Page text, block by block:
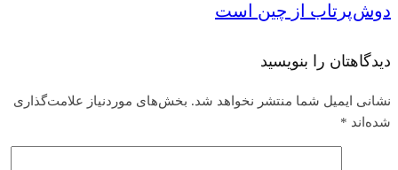
دوش‌پرتاب از چین است
دیدگاهتان را بنویسید
نشانی ایمیل شما منتشر نخواهد شد. بخش‌های موردنیاز علامت‌گذاری
شده‌اند *